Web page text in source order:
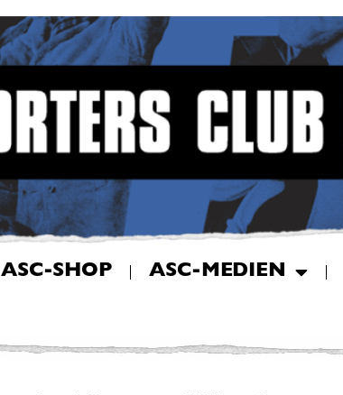
ASC-SHOP ASC-MEDIEN